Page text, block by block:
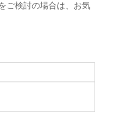
ご検討の場合は、お気